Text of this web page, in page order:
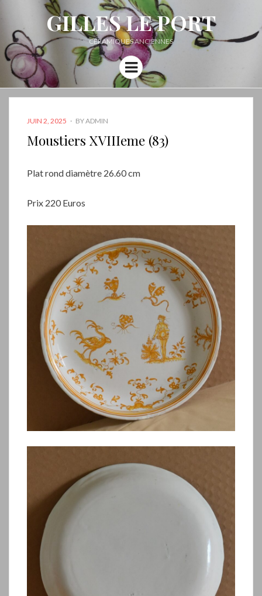
GILLES LE PORT
CÉRAMIQUES ANCIENNES
Menu
POSTED
JUIN 2, 2025 BYADMIN
Moustiers XVIIIeme (83)
Plat rond diamètre 26.60 cm
Prix 220 Euros